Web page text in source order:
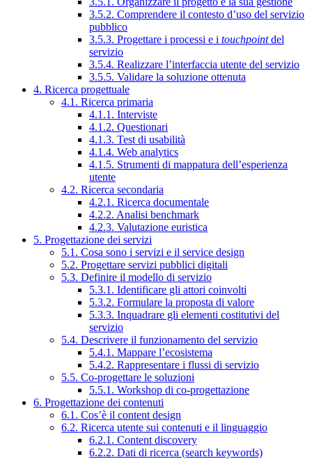
3.5.2. Comprendere il contesto d’uso del servizio
pubblico
3.5.3. Progettare i processi e i touchpointdel
servizio
3.5.4. Realizzare l’interfaccia utente del servizio
3.5.5. Validare la soluzione ottenuta
4. Ricerca progettuale
4.1. Ricerca primaria
4.1.1. Interviste
4.1.2. Questionari
4.1.3. Test di usabilità
4.1.4. Web analytics
4.1.5. Strumenti di mappatura dell’esperienza
utente
4.2. Ricerca secondaria
4.2.1. Ricerca documentale
4.2.2. Analisi benchmark
4.2.3. Valutazione euristica
5. Progettazione dei servizi
5.1. Cosa sono i servizi e il service design
5.2. Progettare servizi pubblici digitali
5.3. Definire il modello di servizio
5.3.1. Identificare gli attori coinvolti
5.3.2. Formulare la proposta di valore
5.3.3. Inquadrare gli elementi costitutivi del
servizio
5.4. Descrivere il funzionamento del servizio
5.4.1. Mappare l’ecosistema
5.4.2. Rappresentare i flussi di servizio
5.5. Co-progettare le soluzioni
5.5.1. Workshop di co-progettazione
6. Progettazione dei contenuti
6.1. Cos’è il content design
6.2. Ricerca utente sui contenuti e il linguaggio
6.2.1. Content discovery
6.2.2. Dati di ricerca (search keywords)